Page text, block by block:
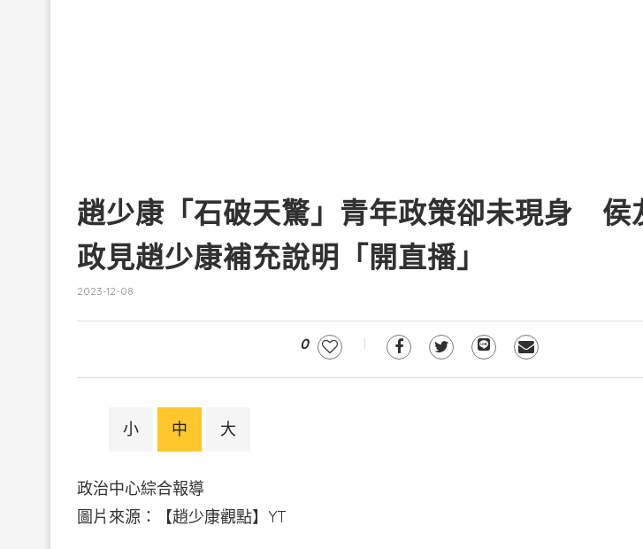
趙少康「石破天驚」青年政策卻未現身 侯
政見趙少康補充說明「開直播」
2023-12-08
0
小 中 大
政治中心綜合報導
圖片來源：【趙少康觀點】YT